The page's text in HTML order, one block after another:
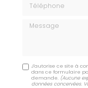
Message
J'autorise ce site à
dans ce formulaire
demande. (Aucune
données concervées.